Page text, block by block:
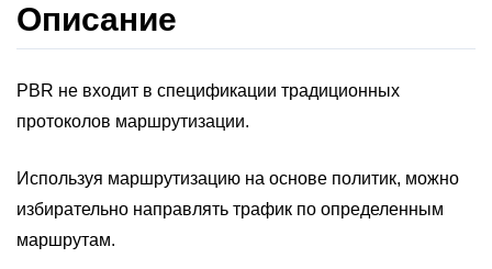
Описание
PBR не входит в спецификации традиционных
протоколов маршрутизации.
Используя маршрутизацию на основе политик, можно
избирательно направлять трафик по определенным
маршрутам.